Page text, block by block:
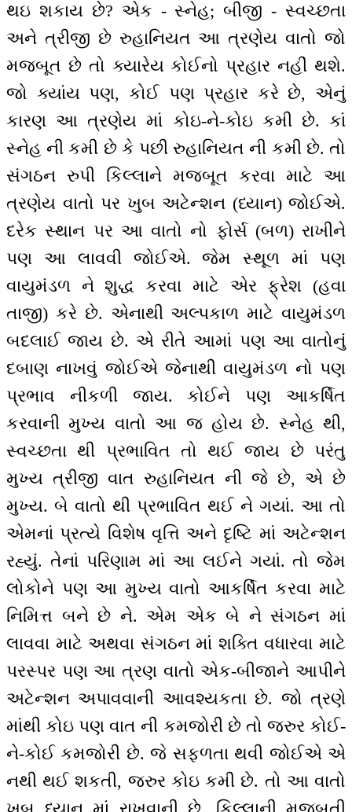
થઇ શકાય છે? એક - સ્નેહ; બીજી - સ્વચ્છતા
અને ત્રીજી છે રુહાનિયત આ ત્રણેય વાતો જો
મજબૂત છે તો ક્યારેય કોઈનો પ્રહાર નહીં થશે.
જો ક્યાંય પણ, કોઈ પણ પ્રહાર કરે છે, એનું
કારણ આ ત્રણેય માં કોઇ-ને-કોઇ કમી છે. કાં
સ્નેહ ની કમી છે કે પછી રુહાનિયત ની કમી છે. તો
સંગઠન રુપી કિલ્લાને મજબૂત કરવા માટે આ
ત્રણેય વાતો પર ખુબ અટેન્શન (ધ્યાન) જોઈએ.
દરેક સ્થાન પર આ વાતો નો ફોર્સ (બળ) રાખીને
પણ આ લાવવી જોઈએ. જેમ સ્થૂળ માં પણ
વાયુમંડળ ને શુદ્ધ કરવા માટે એર ફ્રેશ (હવા
તાજી) કરે છે. એનાથી અલ્પકાળ માટે વાયુમંડળ
બદલાઈ જાય છે. એ રીતે આમાં પણ આ વાતોનું
દબાણ નાખવું જોઈએ જેનાથી વાયુમંડળ નો પણ
પ્રભાવ નીકળી જાય. કોઈને પણ આકર્ષિત
કરવાની મુખ્ય વાતો આ જ હોય છે. સ્નેહ થી,
સ્વચ્છતા થી પ્રભાવિત તો થઈ જાય છે પરંતુ
મુખ્ય ત્રીજી વાત રુહાનિયત ની જે છે, એ છે
મુખ્ય. બે વાતો થી પ્રભાવિત થઈ ને ગયાં. આ તો
એમનાં પ્રત્યે વિશેષ વૃત્તિ અને દૃષ્ટિ માં અટેન્શન
રહ્યું. તેનાં પરિણામ માં આ લઈને ગયાં. તો જેમ
લોકોને પણ આ મુખ્ય વાતો આકર્ષિત કરવા માટે
નિમિત્ત બને છે ને. એમ એક બે ને સંગઠન માં
લાવવા માટે અથવા સંગઠન માં શક્તિ વધારવા માટે
પરસ્પર પણ આ ત્રણ વાતો એક-બીજાને આપીને
અટેન્શન અપાવવાની આવશ્યકતા છે. જો ત્રણે
માંથી કોઇ પણ વાત ની કમજોરી છે તો જરુર કોઈ-
ને-કોઈ કમજોરી છે. જે સફળતા થવી જોઈએ એ
નથી થઈ શકતી, જરુર કોઇ કમી છે. તો આ વાતો